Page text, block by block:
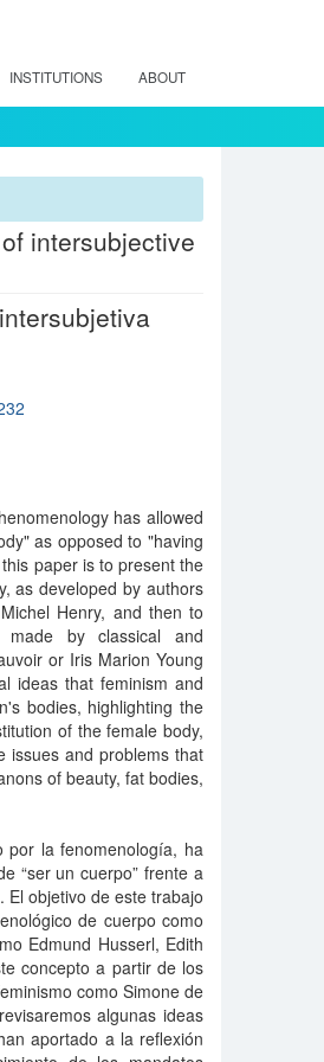
INSTITUTIONS ABOUT
intersubjective
has allowed
as opposed to "having
paper is to present the
as developed by authors
Henry, and then to
by classical and
or Iris Marion Young
ideas that feminism and
bodies, highlighting the
of the female body,
issues and problems that
of beauty, fat bodies,
por la fenomenología, ha
“ser un cuerpo” frente a
El objetivo de este trabajo
de cuerpo como
Edmund Husserl, Edith
concepto a partir de los
como Simone de
algunas ideas
aportado a la reflexión